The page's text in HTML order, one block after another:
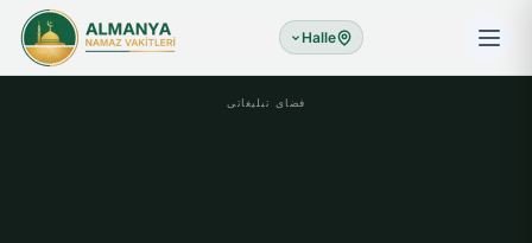
Halle
فضای تبلیغاتی